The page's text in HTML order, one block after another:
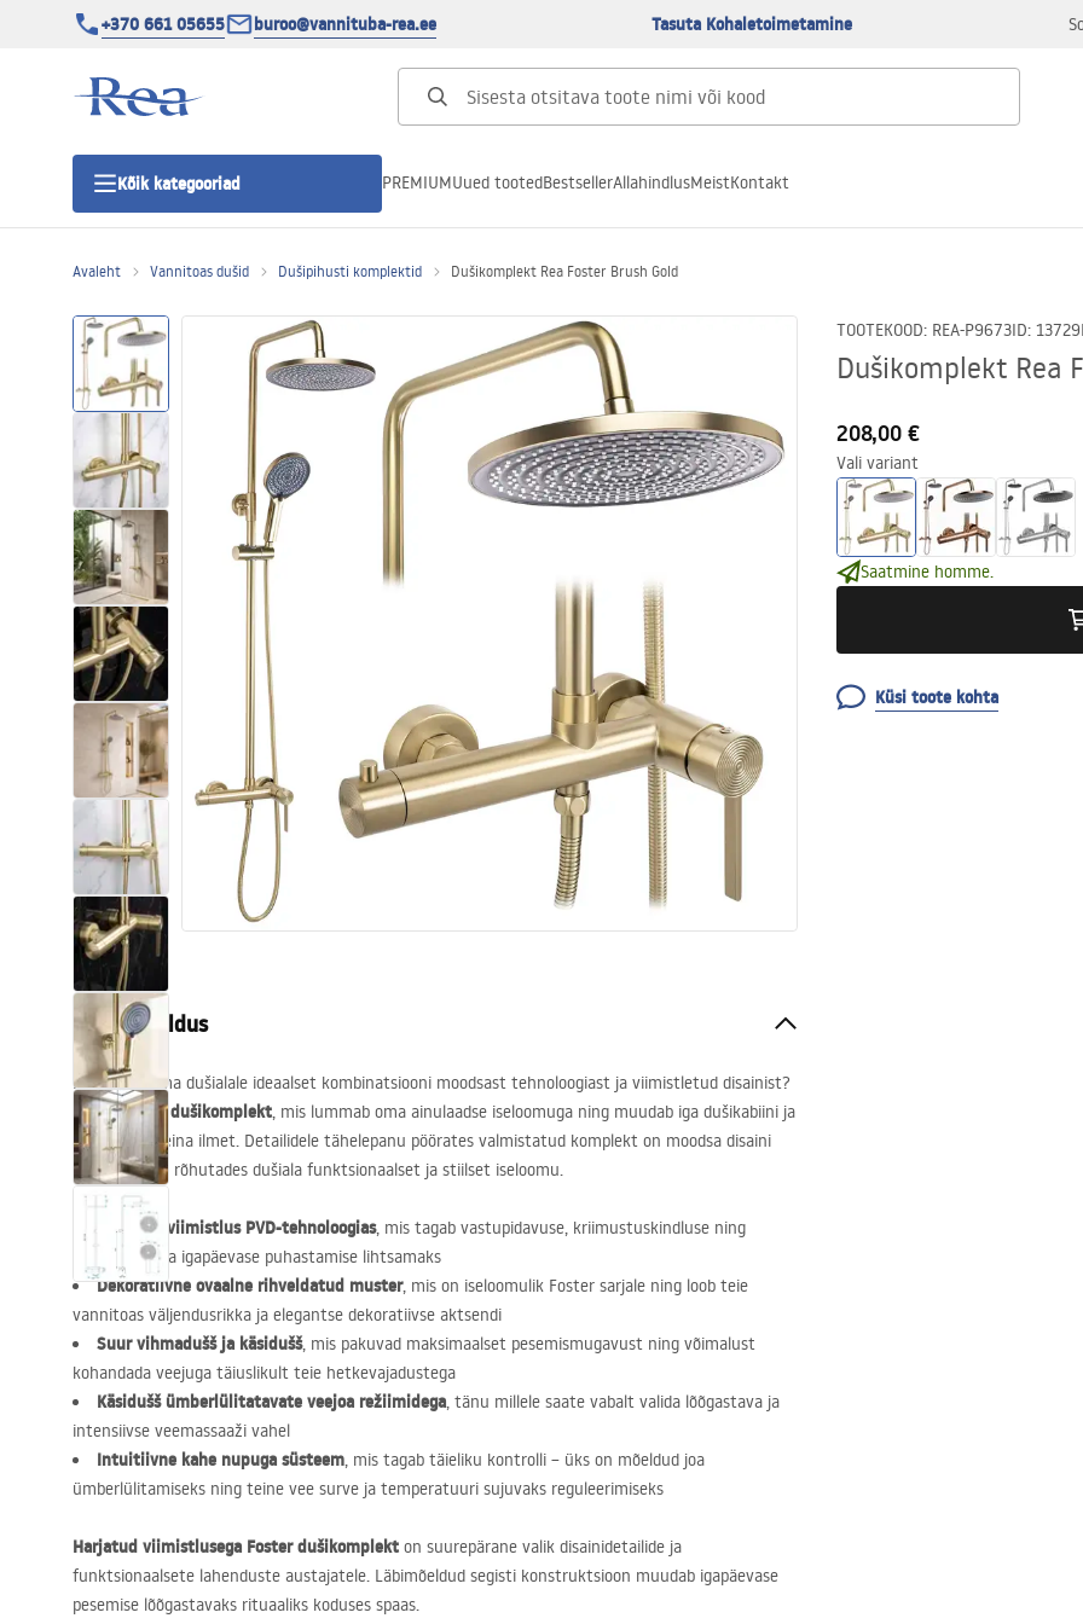
+370 661 05655 buroo@vannituba-rea.ee Tasuta Kohaletoimetamine
Kõik kategooriad
Duši uks
Vannitoa dušialused
Lineaarne duši äravool
Tualettruumid
Vajub ära
Vannid ja ekraanid
Vannitoa segistid
Vannitoas dušid
Köök
Vannitoa tarvikud
PREMIUMUued tootedBestsellerAllahindlusMeistKontakt
Avaleht Vannitoas dušid Dušipihusti komplektid Dušikomplekt Rea Foster Brush Gold
TOOTEKOOD: REA-P9673ID: 13729
Dušikomplekt Rea
208,00 €
Vali variant
Saatmine homme.
Küsi toote kohta
Tootekirjeldus
Kas otsite oma dušialale ideaalset kombinatsiooni moodsast tehnoloogiast ja viimistletud disainist?
ValigeFoster dušikomplekt, mis lummab oma ainulaadse iseloomuga ning muudab iga dušikabiini ja
walk-in dušiseina ilmet. Detailidele tähelepanu pöörates valmistatud komplekt on moodsa disaini
kvintessents, rõhutades dušiala funktsionaalset ja stiilset iseloomu.
Harjatud viimistlus PVD-tehnoloogias, mis tagab vastupidavuse, kriimustuskindluse ning
muudab pinna igapäevase puhastamise lihtsamaks
Dekoratiivne ovaalne rihveldatud muster, mis on iseloomulik Foster sarjale ning loob teie
vannitoas väljendusrikka ja elegantse dekoratiivse aktsendi
Suur vihmadušš ja käsidušš, mis pakuvad maksimaalset pesemismugavust ning võimalust
kohandada veejuga täiuslikult teie hetkevajadustega
Käsidušš ümberlülitatavate veejoa režiimidega, tänu millele saate vabalt valida lõõgastava ja
intensiivse veemassaaži vahel
Intuitiivne kahe nupuga süsteem, mis tagab täieliku kontrolli – üks on mõeldud joa
ümberlülitamiseks ning teine vee surve ja temperatuuri sujuvaks reguleerimiseks
Harjatud viimistlusega Foster dušikomplekt on suurepärane valik disainidetailide ja
funktsionaalsete lahenduste austajatele. Läbimõeldud segisti konstruktsioon muudab igapäevase
pesemise lõõgastavaks rituaaliks koduses spaas.